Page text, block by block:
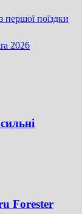
поїздки
2026
Forester